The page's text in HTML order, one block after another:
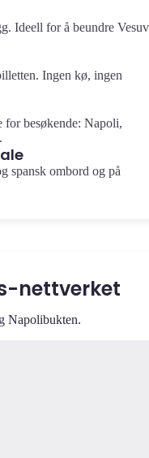
Ideell for å beundre
Ingen kø, ingen
for besøkende: Napoli,
spansk ombord og på
nettverket
Napolibukten.